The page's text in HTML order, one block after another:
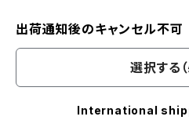
出荷通知後のキャンセル不可
選択する（
International